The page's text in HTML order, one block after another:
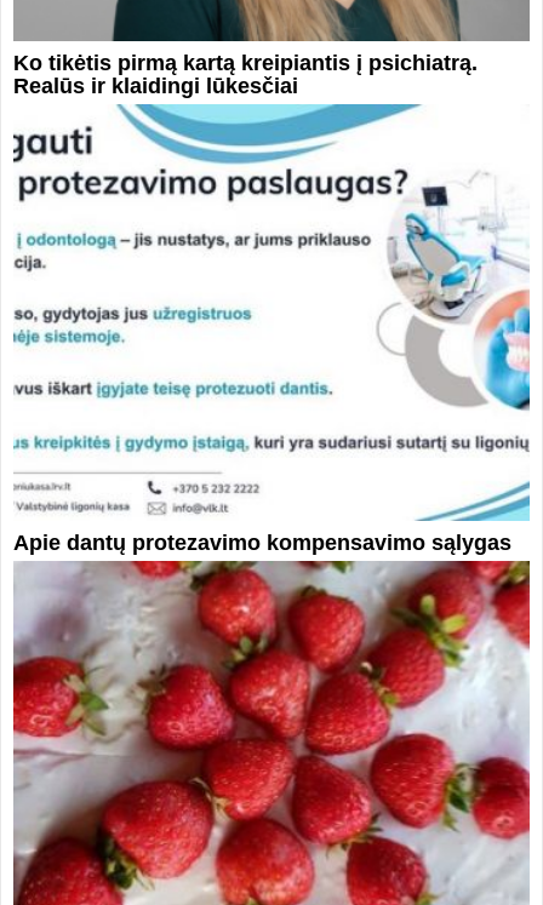
Ko tikėtis pirmą kartą kreipiantis į psichiatrą.
Realūs ir klaidingi lūkesčiai
Apie dantų protezavimo kompensavimo sąlygas